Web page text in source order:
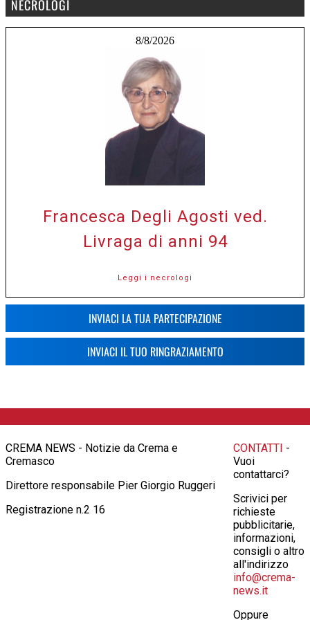
NECROLOGI
8/8/2026
Francesca Degli Agosti ved.
Livraga di anni 94
Leggi i necrologi
INVIACI LA TUA PARTECIPAZIONE
INVIACI IL TUO RINGRAZIAMENTO
CREMA NEWS - Notizie da Crema e
Cremasco
Direttore responsabile Pier Giorgio Ruggeri
Registrazione n.2 16
CONTATTI -
Vuoi
contattarci?
Scrivici per
richieste
pubblicitarie,
informazioni,
consigli o altro
all'indirizzo
info@crema-
news.it
Oppure